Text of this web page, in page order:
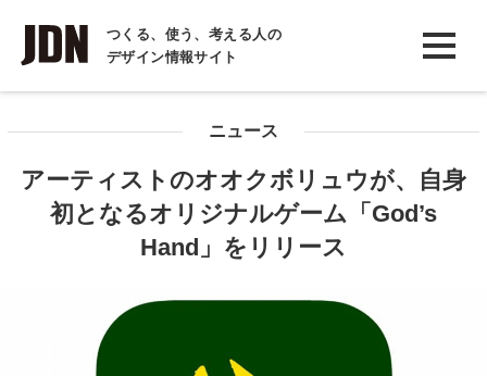
つくる、使う、考える人の
デザイン情報サイト
INTERVIEW
インタビュー
COLUMN
ニュース
アーティストのオオクボリュウが、自身
初となるオリジナルゲーム「God’s
Hand」をリリース